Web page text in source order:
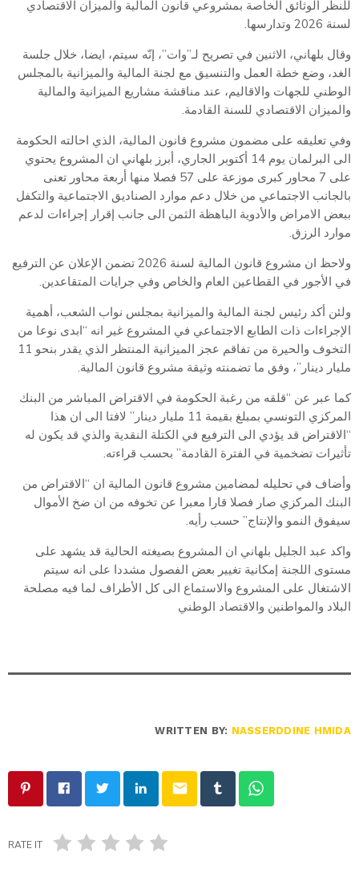
للنظر الوثائق الخاصة بمشروعي قانون المالية والميزان الاقتصادي
لسنة 2026 وتدارسها.
وقال بلهاني، الاثنين في تصريح لـ”وات”، إنّه سيتم، ايضا، خلال جلسة
الغد، وضع خطة العمل والتنسيق مع لجنة المالية والميزانية بالمجلس
الوطني للجهات والاقاليم، عند مناقشة مشاريع الميزانية والمالية
والميزان الاقتصادي للسنة القادمة.
وفي تعليقه على مضمون مشروع قانون المالية، الذي احالته الحكومة
الى البرلمان يوم 14 أكتوبر الجاري، أبرز بلهاني ان المشروع يحتوي
على 7 محاور كبرى موزعة على 57 فصلا منها أربعة محاور تعنى
بالجانب الاجتماعي من خلال دعم موارد الصناديق الاجتماعية والتكفل
ببعض الامراض والأدوية الباهظة الثمن الى جانب إقرار إجراءات لدعم
موارد الرزق.
ولاحظ ان مشروع قانون المالية لسنة 2026 تضمن الإعلان عن الترفيع
في الأجور في القطاعين العام والخاص وفي جرايات المتقاعدين.
ولئن أكد رئيس لجنة المالية والميزانية بمجلس نواب الشعب، أهمية
الإجراءات ذات الطابع الاجتماعي في المشروع غير انه “ابدى نوعا من
التخوف والحيرة من تفاقم عجز الميزانية المنتظر الذي يقدر بنحو 11
مليار دينار”، وفق ما تضمنته وثيقة مشروع قانون المالية.
كما عبر عن “قلقه من رغبة الحكومة في الاقتراض المباشر من البنك
المركزي التونسي بمبلغ بقيمة 11 مليار دينار” لافتا الى ان هذا
“الاقتراض قد يؤدي الى الترفيع في الكتلة النقدية والذي قد يكون له
تأثيرات تضخمية في الفترة القادمة” بحسب قراءته.
وأضاف في تحليله لمضامين مشروع قانون المالية ان “الاقتراض من
البنك المركزي صار فصلا قارا معبرا عن تخوفه من ان ضخ الأموال
سيفوق النمو والإنتاج” حسب رأيه.
واكد عبد الجليل بلهاني ان المشروع بصيغته الحالية قد يشهد على
مستوى اللجنة إمكانية تغيير بعض الفصول مشددا على انه سيتم
الاشتغال على المشروع والاستماع الى كل الأطراف لما فيه مصلحة
البلاد والمواطنين والاقتصاد الوطني
WRITTEN BY: NASSERDDINE HMIDA
email
RATE IT